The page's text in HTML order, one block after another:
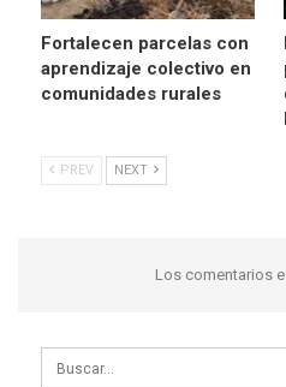
Fortalecen parcelas con
aprendizaje colectivo en
comunidades rurales
PREV NEXT
Los comentarios